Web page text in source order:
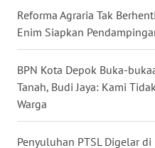
Reforma Agraria Tak
Enim Siapkan
BPN Kota Depok Buka-
Tanah, Budi Jaya: Kami
Warga
Penyuluhan PTSL Digelar
WN
MALUKU
WN